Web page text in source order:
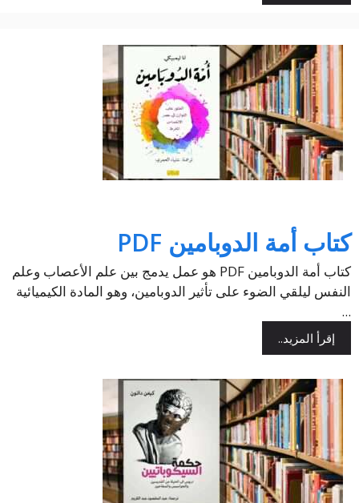
كتاب أمة الدوبامين PDF
كتاب أمة الدوبامين PDF هو عمل يدمج بين علم الأعصاب وعلم
النفس ليلقي الضوء على تأثير الدوبامين، وهو المادة الكيميائية
...
إقرأ المزيد..